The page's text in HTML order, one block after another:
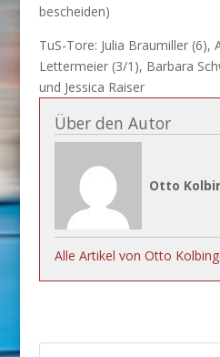
bescheiden)
TuS-Tore: Julia Braumiller (6),
Lettermeier (3/1), Barbara
und Jessica Raiser
Über den Autor
Otto
Alle Artikel von Otto